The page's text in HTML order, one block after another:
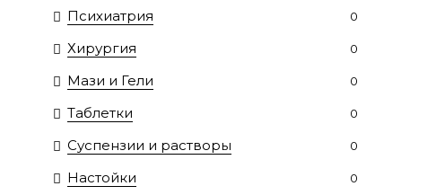
Психиатрия 0
Хирургия 0
Мази и Гели 0
Таблетки 0
Суспензии и растворы 0
Настойки 0